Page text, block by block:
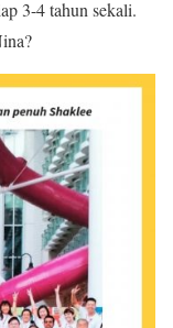
3-4 tahun sekali.